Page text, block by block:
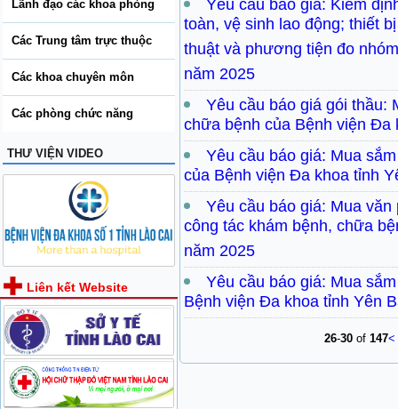
Lãnh đạo các khoa phòng
Các Trung tâm trực thuộc
Các khoa chuyên môn
Các phòng chức năng
THƯ VIỆN VIDEO
Liên kết Website
Yêu cầu báo giá: Kiểm
toàn, vệ sinh lao động; thiết
thuật và phương tiện đo
năm 2025
Yêu cầu báo giá gói thầu:
chữa bệnh của Bệnh viện Đa
Yêu cầu báo giá: Mua
của Bệnh viện Đa khoa tỉnh
Yêu cầu báo giá: Mua
công tác khám bệnh, chữa
năm 2025
Yêu cầu báo giá: Mua
Bệnh viện Đa khoa tỉnh Yên
26-30of 147<